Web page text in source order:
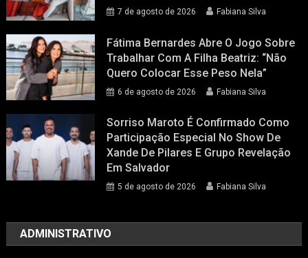
7 de agosto de 2026 Fabiana Silva
Fátima Bernardes Abre O Jogo Sobre
Trabalhar Com A Filha Beatriz: “Não
Quero Colocar Esse Peso Nela”
6 de agosto de 2026 Fabiana Silva
Sorriso Maroto É Confirmado Como
Participação Especial No Show De
Xande De Pilares E Grupo Revelação
Em Salvador
5 de agosto de 2026 Fabiana Silva
ADMINISTRATIVO